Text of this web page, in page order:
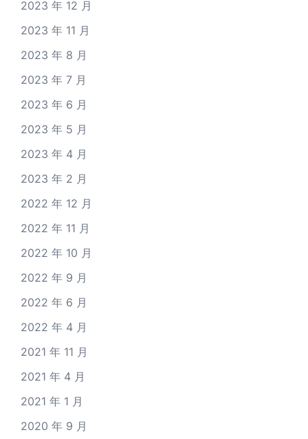
2023 年 12 月
2023 年 11 月
2023 年 8 月
2023 年 7 月
2023 年 6 月
2023 年 5 月
2023 年 4 月
2023 年 2 月
2022 年 12 月
2022 年 11 月
2022 年 10 月
2022 年 9 月
2022 年 6 月
2022 年 4 月
2021 年 11 月
2021 年 4 月
2021 年 1 月
2020 年 9 月